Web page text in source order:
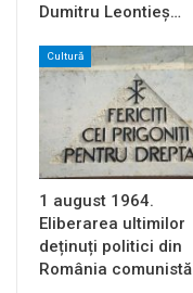
Dumitru Leontieș…
Cultură
1 august 1964.
Eliberarea ultimilor
deținuți politici din
România comunistă